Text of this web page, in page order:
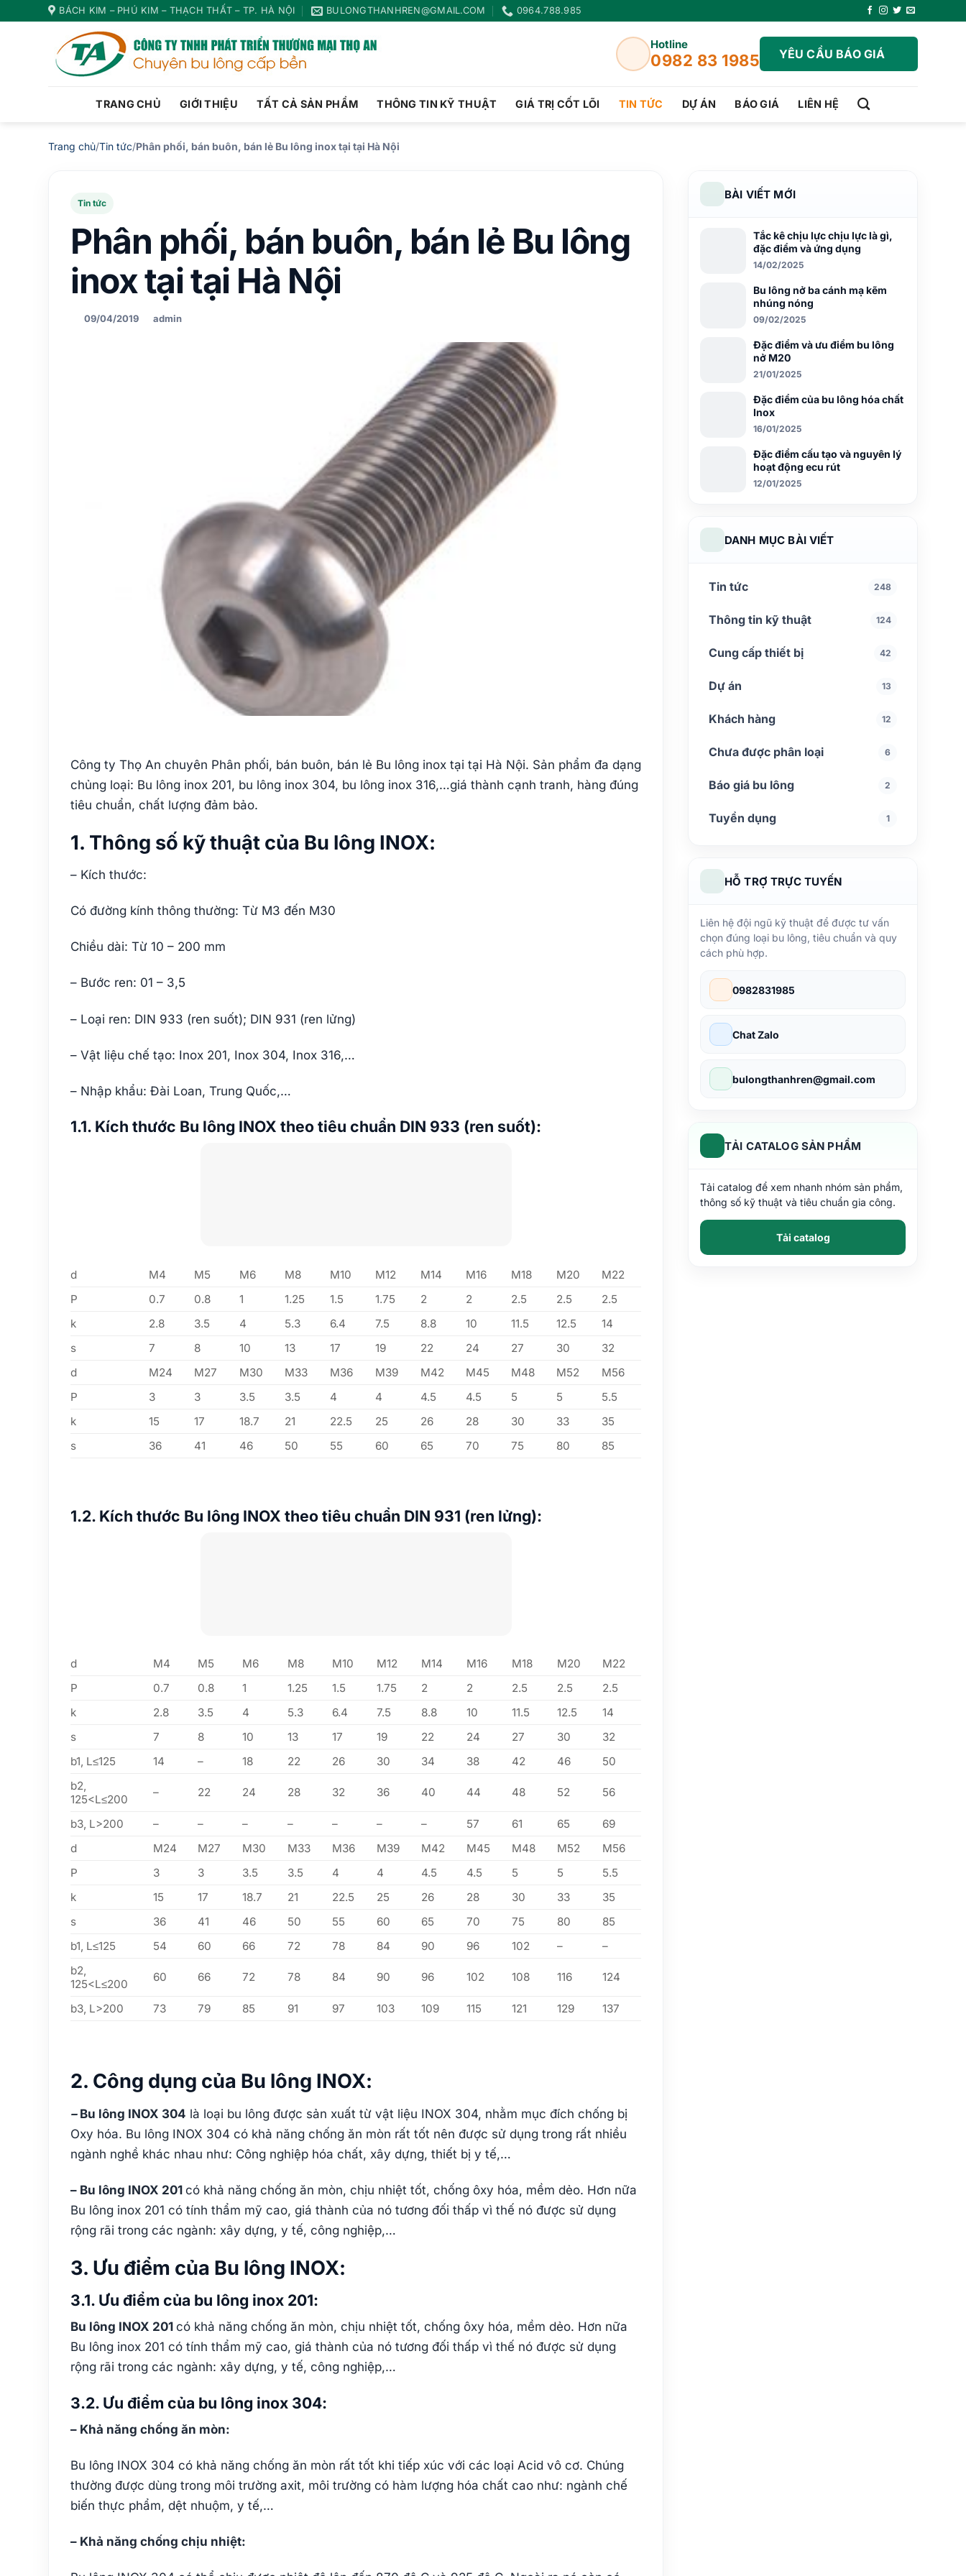
BÁCH KIM – PHÚ KIM – THẠCH THẤT – TP. HÀ NỘI BULONGTHANHREN@GMAIL.COM 0964.788.985
Hotline
0982 83 1985 YÊU CẦU BÁO GIÁ
TRANG CHỦ GIỚI THIỆU TẤT CẢ SẢN PHẨM THÔNG TIN KỸ THUẬT GIÁ TRỊ CỐT LÕI TIN TỨC DỰ ÁN BÁO GIÁ LIÊN HỆ
Trang chủ/Tin tức/Phân phối, bán buôn, bán lẻ Bu lông inox tại tại Hà Nội
Tin tức
Phân phối, bán buôn, bán lẻ Bu lông
inox tại tại Hà Nội
09/04/2019 admin
Công ty Thọ An chuyên Phân phối, bán buôn, bán lẻ Bu lông inox tại tại Hà Nội. Sản phẩm đa dạng
chủng loại: Bu lông inox 201, bu lông inox 304, bu lông inox 316,…giá thành cạnh tranh, hàng đúng
tiêu chuẩn, chất lượng đảm bảo.
1. Thông số kỹ thuật của Bu lông INOX:
– Kích thước:
Có đường kính thông thường: Từ M3 đến M30
Chiều dài: Từ 10 – 200 mm
– Bước ren: 01 – 3,5
– Loại ren: DIN 933 (ren suốt); DIN 931 (ren lửng)
– Vật liệu chế tạo: Inox 201, Inox 304, Inox 316,…
– Nhập khẩu: Đài Loan, Trung Quốc,…
1.1. Kích thước Bu lông INOX theo tiêu chuẩn DIN 933 (ren suốt):
d M4 M5 M6 M8 M10 M12 M14 M16 M18 M20
M22
P
0.7 0.8 1 1.25 1.5 1.75 2 2 2.5 2.5
2.5
k
2.8 3.5 4 5.3 6.4 7.5 8.8 10 11.5 12.5
14
s
7 8 10 13 17 19 22 24 27 30
32
d
M24 M27 M30 M33 M36 M39 M42 M45 M48 M52
M56
P
3 3 3.5 3.5 4 4 4.5 4.5 5 5
5.5
k
15 17 18.7 21 22.5 25 26 28 30 33
35
s
36 41 46 50 55 60 65 70 75 80 85
1.2. Kích thước Bu lông INOX theo tiêu chuẩn DIN 931 (ren lửng):
d M4 M5 M6 M8 M10 M12 M14 M16 M18 M20
M22
P
0.7 0.8 1 1.25 1.5 1.75 2 2 2.5 2.5
2.5
k
2.8 3.5 4 5.3 6.4 7.5 8.8 10 11.5 12.5
14
s
7 8 10 13 17 19 22 24 27 30
32
b1, L≤125
14 – 18 22 26 30 34 38 42 46
50
b2,
125<L≤200
– 22 24 28 32 36 40 44 48 52 56
b3, L>200 – – – – – – – 57 61 65
69
d
M24 M27 M30 M33 M36 M39 M42 M45 M48 M52
M56
P
3 3 3.5 3.5 4 4 4.5 4.5 5 5
5.5
k
15 17 18.7 21 22.5 25 26 28 30 33
35
s
36 41 46 50 55 60 65 70 75 80
85
b1, L≤125
54 60 66 72 78 84 90 96 102 –
–
b2,
125<L≤200
60 66 72 78 84 90 96 102 108 116 124
b3, L>200 73 79 85 91 97 103 109 115 121 129 137
2. Công dụng của Bu lông INOX:
– Bu lông INOX 304 là loại bu lông được sản xuất từ vật liệu INOX 304, nhằm mục đích chống bị
Oxy hóa. Bu lông INOX 304 có khả năng chống ăn mòn rất tốt nên được sử dụng trong rất nhiều
ngành nghề khác nhau như: Công nghiệp hóa chất, xây dựng, thiết bị y tế,…
– Bu lông INOX 201 có khả năng chống ăn mòn, chịu nhiệt tốt, chống ôxy hóa, mềm dẻo. Hơn nữa
Bu lông inox 201 có tính thẩm mỹ cao, giá thành của nó tương đối thấp vì thế nó được sử dụng
rộng rãi trong các ngành: xây dựng, y tế, công nghiệp,…
3. Ưu điểm của Bu lông INOX:
3.1. Ưu điểm của bu lông inox 201:
Bu lông INOX 201 có khả năng chống ăn mòn, chịu nhiệt tốt, chống ôxy hóa, mềm dẻo. Hơn nữa
Bu lông inox 201 có tính thẩm mỹ cao, giá thành của nó tương đối thấp vì thế nó được sử dụng
rộng rãi trong các ngành: xây dựng, y tế, công nghiệp,…
3.2. Ưu điểm của bu lông inox 304:
– Khả năng chống ăn mòn:
Bu lông INOX 304 có khả năng chống ăn mòn rất tốt khi tiếp xúc với các loại Acid vô cơ. Chúng
thường được dùng trong môi trường axit, môi trường có hàm lượng hóa chất cao như: ngành chế
biến thực phẩm, dệt nhuộm, y tế,…
– Khả năng chống chịu nhiệt:
BÀI VIẾT MỚI
Tắc kê chịu lực chịu lực là gì,
đặc điểm và ứng dụng
14/02/2025
Bu lông nở ba cánh mạ kẽm
nhúng nóng
09/02/2025
Đặc điểm và ưu điểm bu lông
nở M20
21/01/2025
Đặc điểm của bu lông hóa chất
Inox
16/01/2025
Đặc điểm cấu tạo và nguyên lý
hoạt động ecu rút
12/01/2025
DANH MỤC BÀI VIẾT
Tin tức 248
Thông tin kỹ thuật 124
Cung cấp thiết bị 42
Dự án 13
Khách hàng 12
Chưa được phân loại 6
Báo giá bu lông 2
Tuyển dụng 1
HỖ TRỢ TRỰC TUYẾN
Liên hệ đội ngũ kỹ thuật để được tư vấn
chọn đúng loại bu lông, tiêu chuẩn và quy
cách phù hợp.
0982831985
Chat Zalo
bulongthanhren@gmail.com
TẢI CATALOG SẢN PHẨM
Tải catalog để xem nhanh nhóm sản phẩm,
thông số kỹ thuật và tiêu chuẩn gia công.
Tải catalog